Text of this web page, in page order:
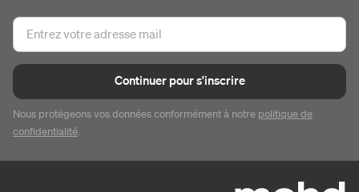
Continuer pour s'inscrire
Nous protégeons vos données conformément à notre politique de
confidentialité.